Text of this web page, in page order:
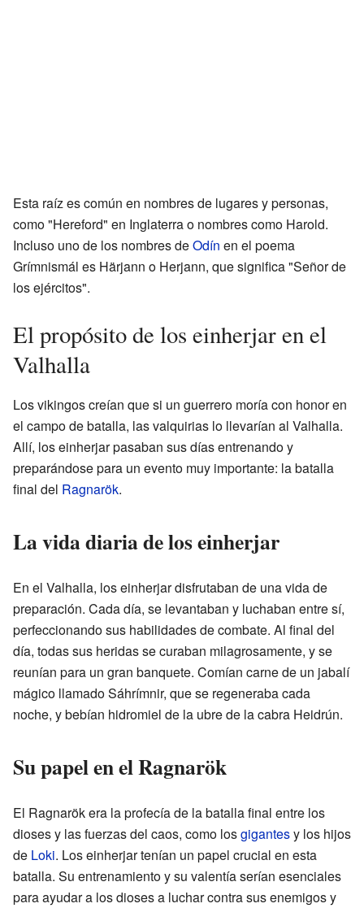
Esta raíz es común en nombres de lugares y personas,
como "Hereford" en Inglaterra o nombres como Harold.
Incluso uno de los nombres deOdín en el poema
Grímnismál es Härjann o Herjann, que significa "Señor de
los ejércitos".
El propósito de los einherjar en el
Valhalla
Los vikingos creían que si un guerrero moría con honor en
el campo de batalla, las valquirias lo llevarían al Valhalla.
Allí, los einherjar pasaban sus días entrenando y
preparándose para un evento muy importante: la batalla
final del Ragnarök.
La vida diaria de los einherjar
En el Valhalla, los einherjar disfrutaban de una vida de
preparación. Cada día, se levantaban y luchaban entre sí,
perfeccionando sus habilidades de combate. Al final del
día, todas sus heridas se curaban milagrosamente, y se
reunían para un gran banquete. Comían carne de un jabalí
mágico llamado Sáhrímnir, que se regeneraba cada
noche, y bebían hidromiel de la ubre de la cabra Heidrún.
Su papel en el Ragnarök
El Ragnarök era la profecía de la batalla final entre los
dioses y las fuerzas del caos, como losgigantesy los hijos
de Loki. Los einherjar tenían un papel crucial en esta
batalla. Su entrenamiento y su valentía serían esenciales
para ayudar a los dioses a luchar contra sus enemigos y